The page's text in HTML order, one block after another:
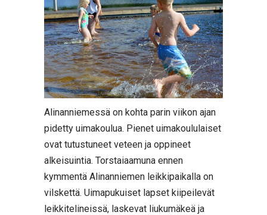
Alinanniemessä on kohta parin viikon ajan
pidetty uimakoulua. Pienet uimakoululaiset
ovat tutustuneet veteen ja oppineet
alkeisuintia. Torstaiaamuna ennen
kymmentä Alinanniemen leikkipaikalla on
vilskettä. Uimapukuiset lapset kiipeilevät
leikkitelineissä, laskevat liukumäkeä ja